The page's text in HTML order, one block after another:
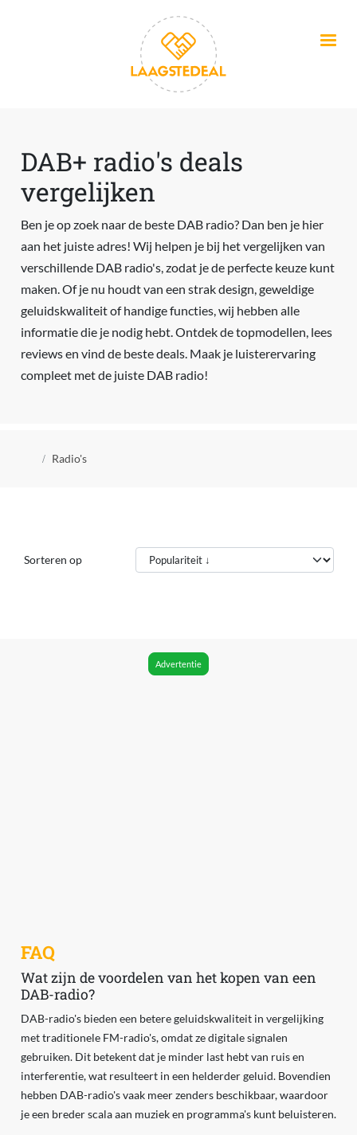
DAB+ radio's deals
vergelijken
Ben je op zoek naar de beste DAB radio? Dan ben je hier
aan het juiste adres! Wij helpen je bij het vergelijken van
verschillende DAB radio's, zodat je de perfecte keuze kunt
maken. Of je nu houdt van een strak design, geweldige
geluidskwaliteit of handige functies, wij hebben alle
informatie die je nodig hebt. Ontdek de topmodellen, lees
reviews en vind de beste deals. Maak je luisterervaring
compleet met de juiste DAB radio!
Kruimelpad
Radio's
Sorteren op
Advertentie
FAQ
Wat zijn de voordelen van het kopen van een
DAB-radio?
DAB-radio's bieden een betere geluidskwaliteit in vergelijking
met traditionele FM-radio's, omdat ze digitale signalen
gebruiken. Dit betekent dat je minder last hebt van ruis en
interferentie, wat resulteert in een helderder geluid. Bovendien
hebben DAB-radio's vaak meer zenders beschikbaar, waardoor
je een breder scala aan muziek en programma's kunt beluisteren.